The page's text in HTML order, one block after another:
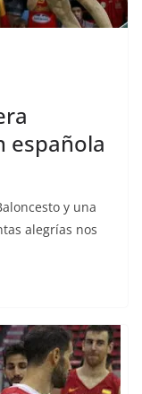
española
y una
alegrías nos